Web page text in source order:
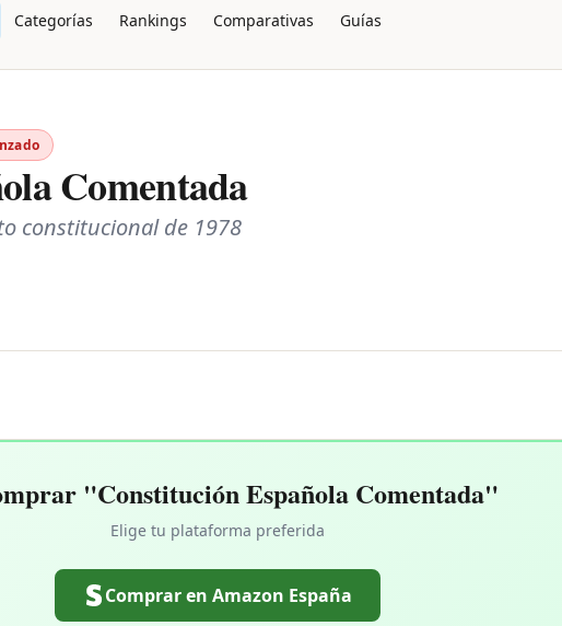
Categorías Rankings Comparativas Guías
Comentada
constitucional de 1978
"Constitución Española Comentada"
Elige tu plataforma preferida
Comprar en Amazon España